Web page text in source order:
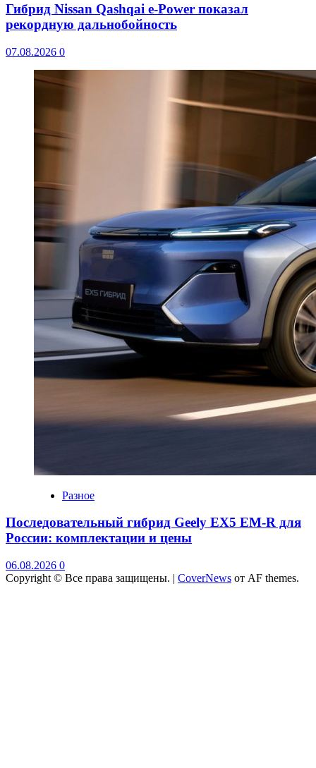
Гибрид Nissan Qashqai e-Power показал
рекордную дальнобойность
07.08.2026 0
Разное
Последовательный гибрид Geely EX5 EM-R для
России: комплектации и цены
06.08.2026 0
Copyright © Все права защищены. | CoverNews от AF themes.